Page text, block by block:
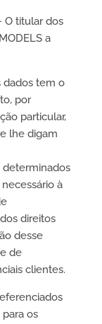
O titular dos
a
dados tem o
por
particular,
lhe digam
determinados
à
direitos
desse
de
clientes.
os